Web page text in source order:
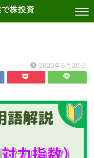
株投資
2023年6月20日